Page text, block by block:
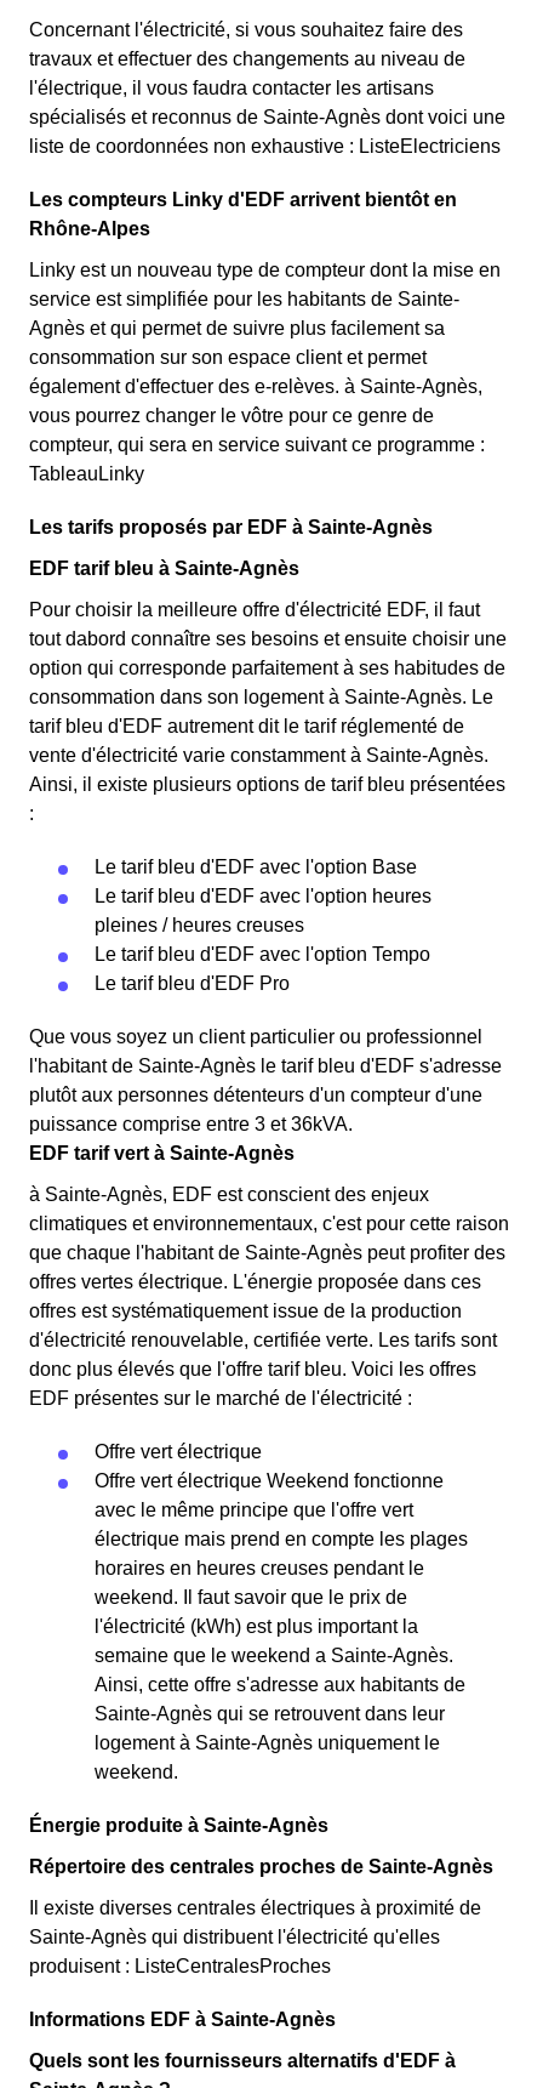
Concernant l'électricité, si vous souhaitez faire des
travaux et effectuer des changements au niveau de
l'électrique, il vous faudra contacter les artisans
spécialisés et reconnus de Sainte-Agnès dont voici une
liste de coordonnées non exhaustive : ListeElectriciens
Les compteurs Linky d'EDF arrivent bientôt en
Rhône-Alpes
Linky est un nouveau type de compteur dont la mise en
service est simplifiée pour les habitants de Sainte-
Agnès et qui permet de suivre plus facilement sa
consommation sur son espace client et permet
également d'effectuer des e-relèves. à Sainte-Agnès,
vous pourrez changer le vôtre pour ce genre de
compteur, qui sera en service suivant ce programme :
TableauLinky
Les tarifs proposés par EDF à Sainte-Agnès
EDF tarif bleu à Sainte-Agnès
Pour choisir la meilleure offre d'électricité EDF, il faut
tout dabord connaître ses besoins et ensuite choisir une
option qui corresponde parfaitement à ses habitudes de
consommation dans son logement à Sainte-Agnès. Le
tarif bleu d'EDF autrement dit le tarif réglementé de
vente d'électricité varie constamment à Sainte-Agnès.
Ainsi, il existe plusieurs options de tarif bleu présentées
:
Le tarif bleu d'EDF avec l'option Base
Le tarif bleu d'EDF avec l'option heures
pleines / heures creuses
Le tarif bleu d'EDF avec l'option Tempo
Le tarif bleu d'EDF Pro
Que vous soyez un client particulier ou professionnel
l'habitant de Sainte-Agnès le tarif bleu d'EDF s'adresse
plutôt aux personnes détenteurs d'un compteur d'une
puissance comprise entre 3 et 36kVA.
EDF tarif vert à Sainte-Agnès
à Sainte-Agnès, EDF est conscient des enjeux
climatiques et environnementaux, c'est pour cette raison
que chaque l'habitant de Sainte-Agnès peut profiter des
offres vertes électrique. L'énergie proposée dans ces
offres est systématiquement issue de la production
d'électricité renouvelable, certifiée verte. Les tarifs sont
donc plus élevés que l'offre tarif bleu. Voici les offres
EDF présentes sur le marché de l'électricité :
Offre vert électrique
Offre vert électrique Weekend fonctionne
avec le même principe que l'offre vert
électrique mais prend en compte les plages
horaires en heures creuses pendant le
weekend. Il faut savoir que le prix de
l'électricité (kWh) est plus important la
semaine que le weekend a Sainte-Agnès.
Ainsi, cette offre s'adresse aux habitants de
Sainte-Agnès qui se retrouvent dans leur
logement à Sainte-Agnès uniquement le
weekend.
Énergie produite à Sainte-Agnès
Répertoire des centrales proches de Sainte-Agnès
Il existe diverses centrales électriques à proximité de
Sainte-Agnès qui distribuent l'électricité qu'elles
produisent : ListeCentralesProches
Informations EDF à Sainte-Agnès
Quels sont les fournisseurs alternatifs d'EDF à